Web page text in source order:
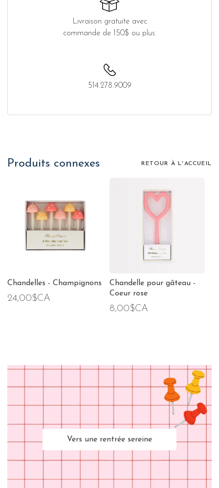
Livraison gratuite avec
commande de 150$ ou plus.
514.278.9009
Produits connexes RETOUR À L'ACCUEIL
Chandelles - Champignons
24,00$CA
Chandelle pour gâteau -
Coeur rose
8,00$CA
Vers une rentrée sereine